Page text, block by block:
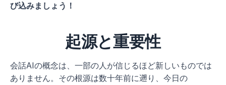
び込みましょう！
起源と重要性
会話AIの概念は、一部の人が信じるほど新しいものでは